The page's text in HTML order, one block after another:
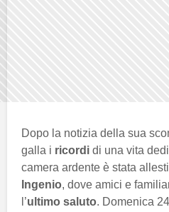
Dopo la notizia della sua
galla i ricordi di una vita
camera ardente è stata
Ingenio, dove amici e
l’ultimo saluto. Domenica